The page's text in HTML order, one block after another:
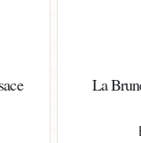
La